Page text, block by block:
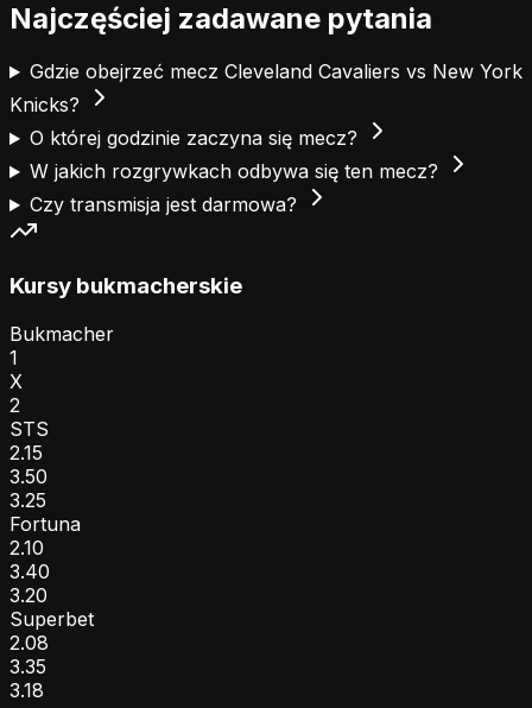
Najczęściej zadawane pytania
Gdzie obejrzeć mecz Cleveland Cavaliers vs New York
Knicks?
O której godzinie zaczyna się mecz?
W jakich rozgrywkach odbywa się ten mecz?
Czy transmisja jest darmowa?
Kursy bukmacherskie
Bukmacher
1
X
2
STS
2.15
3.50
3.25
Fortuna
2.10
3.40
3.20
Superbet
2.08
3.35
3.18